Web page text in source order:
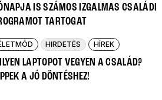
IS SZÁMOS IZGALMAS CSALÁDI
TARTOGAT
HIRDETÉS HÍREK
LAPTOPOT VEGYEN A CSALÁD?
A JÓ DÖNTÉSHEZ!